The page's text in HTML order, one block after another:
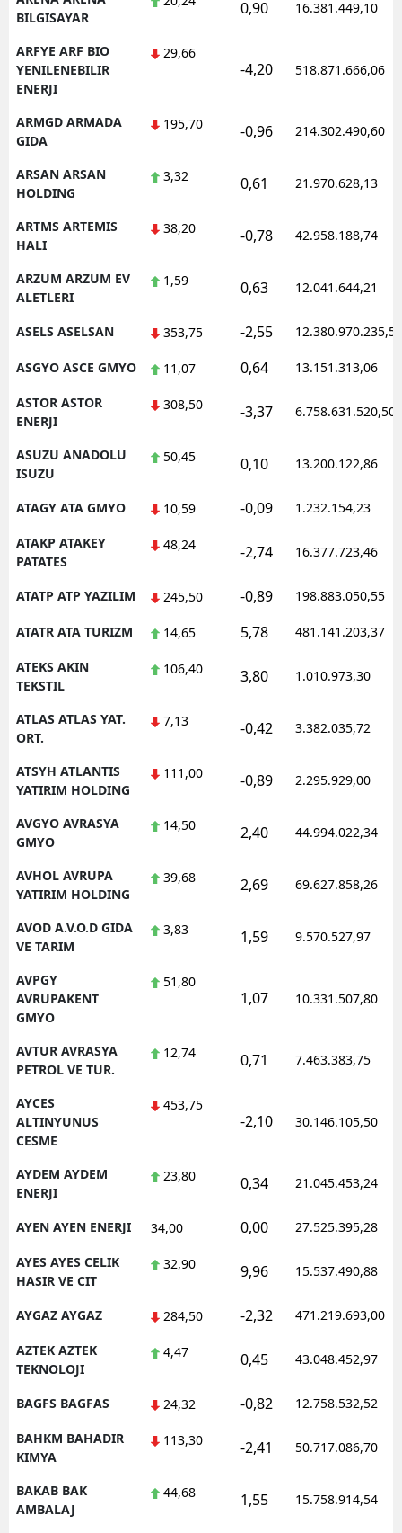
BILGISAYAR
0,90 16.381.449,10
ARFYE ARF BIO
YENILENEBILIR
ENERJI
29,66
-4,20 518.871.666,06
ARMGD ARMADA
GIDA
195,70 -0,96 214.302.490,60
ARSAN ARSAN
HOLDING
3,32 0,61 21.970.628,13
ARTMS ARTEMIS
HALI
38,20 -0,78 42.958.188,74
ARZUM ARZUM EV
ALETLERI
1,59 0,63 12.041.644,21
ASELS ASELSAN 353,75 -2,55 12.380.970.235,50
ASGYO ASCE GMYO 11,07 0,64 13.151.313,06
ASTOR ASTOR
ENERJI
308,50 -3,37 6.758.631.520,50
ASUZU ANADOLU
ISUZU
50,45 0,10 13.200.122,86
ATAGY ATA GMYO 10,59 -0,09 1.232.154,23
ATAKP ATAKEY
PATATES
48,24 -2,74 16.377.723,46
ATATP ATP YAZILIM 245,50 -0,89 198.883.050,55
ATATR ATA TURIZM 14,65 5,78 481.141.203,37
ATEKS AKIN
TEKSTIL
106,40 3,80 1.010.973,30
ATLAS ATLAS YAT.
ORT.
7,13 -0,42 3.382.035,72
ATSYH ATLANTIS
YATIRIM HOLDING
111,00 -0,89 2.295.929,00
AVGYO AVRASYA
GMYO
14,50 2,40 44.994.022,34
AVHOL AVRUPA
YATIRIM HOLDING
39,68 2,69 69.627.858,26
AVOD A.V.O.D GIDA
VE TARIM
3,83 1,59 9.570.527,97
AVPGY
AVRUPAKENT
GMYO
51,80
1,07 10.331.507,80
AVTUR AVRASYA
PETROL VE TUR.
12,74 0,71 7.463.383,75
AYCES
ALTINYUNUS
CESME
453,75
-2,10 30.146.105,50
AYDEM AYDEM
ENERJI
23,80 0,34 21.045.453,24
AYEN AYEN ENERJI 34,00 0,00 27.525.395,28
AYES AYES CELIK
HASIR VE CIT
32,90 9,96 15.537.490,88
AYGAZ AYGAZ 284,50 -2,32 471.219.693,00
AZTEK AZTEK
TEKNOLOJI
4,47 0,45 43.048.452,97
BAGFS BAGFAS 24,32 -0,82 12.758.532,52
BAHKM BAHADIR
KIMYA
113,30 -2,41 50.717.086,70
BAKAB BAK
AMBALAJ
44,68 1,55 15.758.914,54